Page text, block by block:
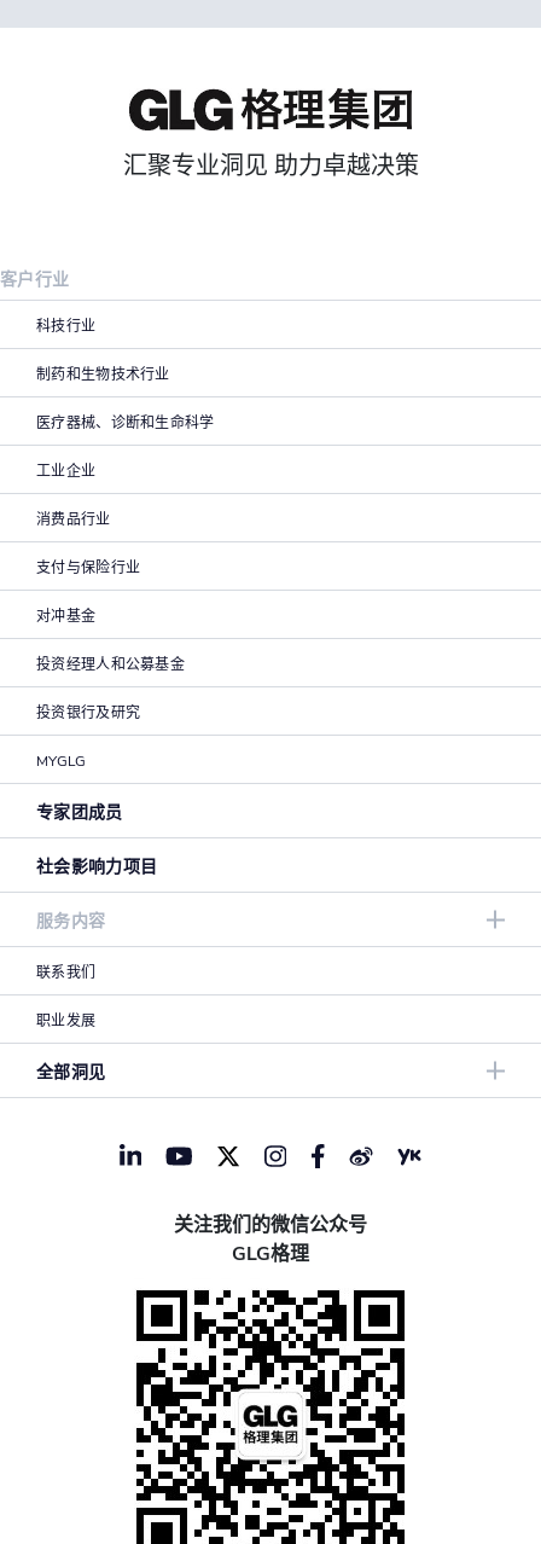
汇聚专业洞见 助力卓越决策
客户行业
科技行业
制药和生物技术行业
医疗器械、诊断和生命科学
工业企业
消费品行业
支付与保险行业
对冲基金
投资经理人和公募基金
投资银行及研究
MYGLG
专家团成员
社会影响力项目
服务内容
联系我们
职业发展
全部洞见
关注我们的微信公众号
GLG格理